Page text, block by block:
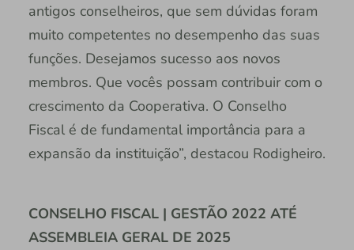
antigos conselheiros, que sem dúvidas foram
muito competentes no desempenho das suas
funções. Desejamos sucesso aos novos
membros. Que vocês possam contribuir com o
crescimento da Cooperativa. O Conselho
Fiscal é de fundamental importância para a
expansão da instituição”, destacou Rodigheiro.
CONSELHO FISCAL | GESTÃO 2022 ATÉ
ASSEMBLEIA GERAL DE 2025